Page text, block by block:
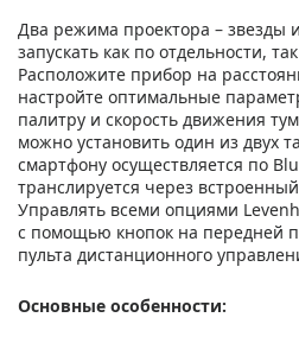
Два режима проектора – звезды
запускать как по отдельности,
Расположите прибор на
настройте оптимальные
палитру и скорость движения
можно установить один из двух
смартфону осуществляется по
транслируется через
Управлять всеми опциями
с помощью кнопок на передней
пульта дистанционного
Основные особенности: